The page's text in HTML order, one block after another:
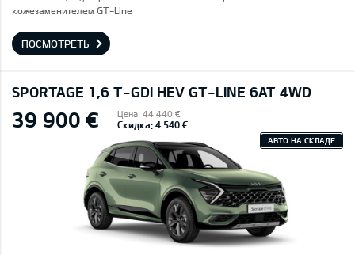
кожезаменителем GT-Line
ПОСМОТРЕТЬ
SPORTAGE 1,6 T-GDI HEV GT-LINE 6AT 4WD
39 900 € Цена: 44 440 €
Скидка: 4 540 €
АВТО НА СКЛАДЕ